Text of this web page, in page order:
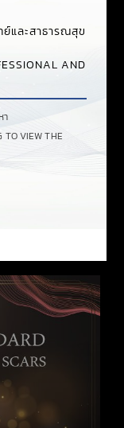
) เล็ก
ห้แผลสมานได้ไว
ไวกว่า และ
กว่า ลดการเกิด
และสาธารณสุข
AND
า
TO VIEW THE